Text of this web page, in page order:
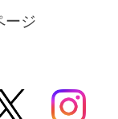
ージ